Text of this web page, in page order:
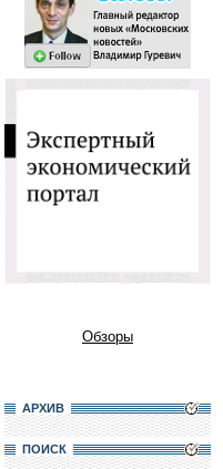
Обзоры
АРХИВ
ПОИСК